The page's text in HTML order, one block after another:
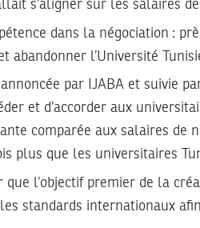
s’aligner sur les salaires
dans la négociation :
abandonner l’Université
par IJABA et suivie
et d’accorder aux
comparée aux salaires de
plus que les universitaires
l’objectif premier de la
standards internationaux